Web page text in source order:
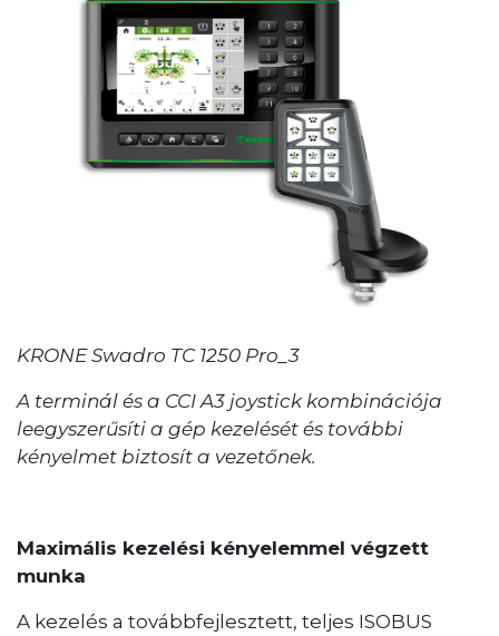
KRONE Swadro TC 1250 Pro_3
A terminál és a CCI A3 joystick kombinációja
leegyszerűsíti a gép kezelését és további
kényelmet biztosít a vezetőnek.
Maximális kezelési kényelemmel végzett
munka
A kezelés a továbbfejlesztett, teljes ISOBUS